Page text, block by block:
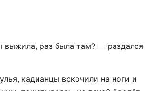
выжила, раз была там? — раздался
кадианцы вскочили на ноги и